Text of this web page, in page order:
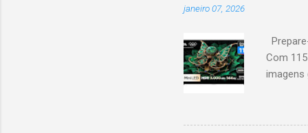
Altura: 153,8 cm |
janeiro 07, 2026
Com
imagens